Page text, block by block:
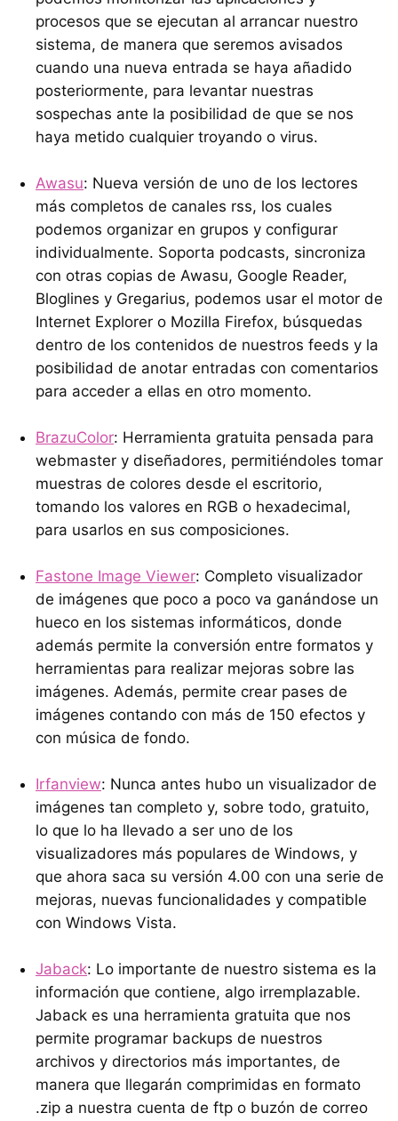
procesos que se ejecutan al arrancar nuestro
sistema, de manera que seremos avisados
cuando una nueva entrada se haya añadido
posteriormente, para levantar nuestras
sospechas ante la posibilidad de que se nos
haya metido cualquier troyando o virus.
Awasu: Nueva versión de uno de los lectores
más completos de canales rss, los cuales
podemos organizar en grupos y configurar
individualmente. Soporta podcasts, sincroniza
con otras copias de Awasu, Google Reader,
Bloglines y Gregarius, podemos usar el motor de
Internet Explorer o Mozilla Firefox, búsquedas
dentro de los contenidos de nuestros feeds y la
posibilidad de anotar entradas con comentarios
para acceder a ellas en otro momento.
BrazuColor: Herramienta gratuita pensada para
webmaster y diseñadores, permitiéndoles tomar
muestras de colores desde el escritorio,
tomando los valores en RGB o hexadecimal,
para usarlos en sus composiciones.
Fastone Image Viewer: Completo visualizador
de imágenes que poco a poco va ganándose un
hueco en los sistemas informáticos, donde
además permite la conversión entre formatos y
herramientas para realizar mejoras sobre las
imágenes. Además, permite crear pases de
imágenes contando con más de 150 efectos y
con música de fondo.
Irfanview: Nunca antes hubo un visualizador de
imágenes tan completo y, sobre todo, gratuito,
lo que lo ha llevado a ser uno de los
visualizadores más populares de Windows, y
que ahora saca su versión 4.00 con una serie de
mejoras, nuevas funcionalidades y compatible
con Windows Vista.
Jaback: Lo importante de nuestro sistema es la
información que contiene, algo irremplazable.
Jaback es una herramienta gratuita que nos
permite programar backups de nuestros
archivos y directorios más importantes, de
manera que llegarán comprimidas en formato
.zip a nuestra cuenta de ftp o buzón de correo